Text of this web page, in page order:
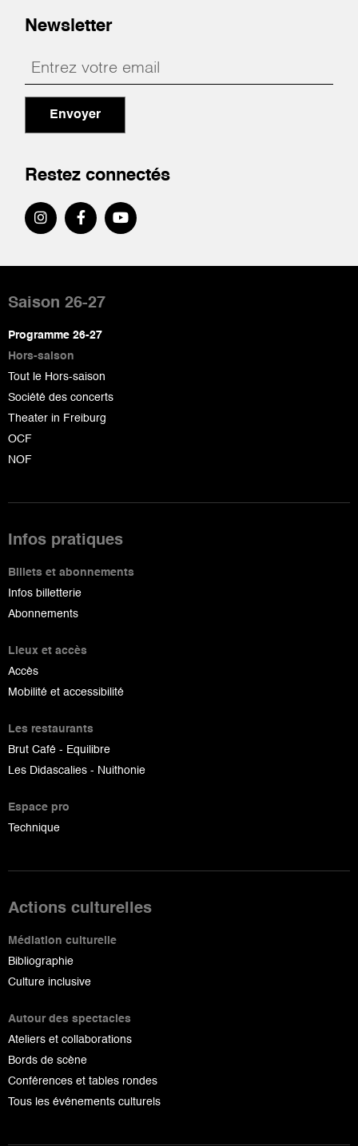
Newsletter
Envoyer
Restez connectés
de
page
Saison 26-27
Programme 26-27
Hors-saison
Tout le Hors-saison
Société des concerts
Theater in Freiburg
OCF
NOF
Infos pratiques
Billets et abonnements
Infos billetterie
Abonnements
Lieux et accès
Accès
Mobilité et accessibilité
Les restaurants
Brut Café - Equilibre
Les Didascalies - Nuithonie
Espace pro
Technique
Actions culturelles
Médiation culturelle
Bibliographie
Culture inclusive
Autour des spectacles
Ateliers et collaborations
Bords de scène
Conférences et tables rondes
Tous les événements culturels